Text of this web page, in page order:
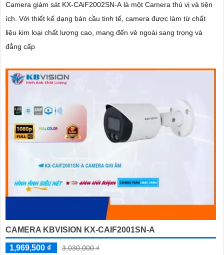
Camera giám sát KX-CAiF2002SN-A là một Camera thú vị và tiện
ích. Với thiết kế dạng bán cầu tinh tế, camera được làm từ chất
liệu kim loại chất lượng cao, mang đến vẻ ngoài sang trọng và
đẳng cấp
CAMERA KBVISION KX-CAIF2001SN-A
1,969,500 ₫
3,030,000 ₫